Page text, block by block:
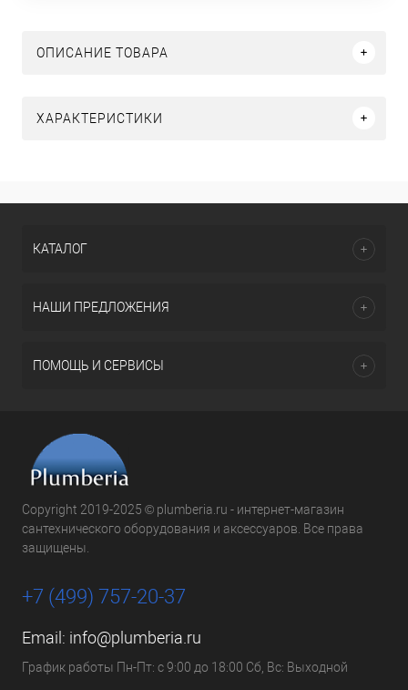
ОПИСАНИЕ ТОВАРА
ХАРАКТЕРИСТИКИ
КАТАЛОГ
НАШИ ПРЕДЛОЖЕНИЯ
ПОМОЩЬ И СЕРВИСЫ
Copyright 2019-2025 © plumberia.ru - интернет-магазин
сантехнического оборудования и аксессуаров. Все права
защищены.
+7 (499) 757-20-37
Email: info@plumberia.ru
График работы Пн-Пт: с 9:00 до 18:00 Сб, Вс: Выходной